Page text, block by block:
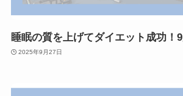
睡眠の質を上げてダイエット成功！
2025年9月27日